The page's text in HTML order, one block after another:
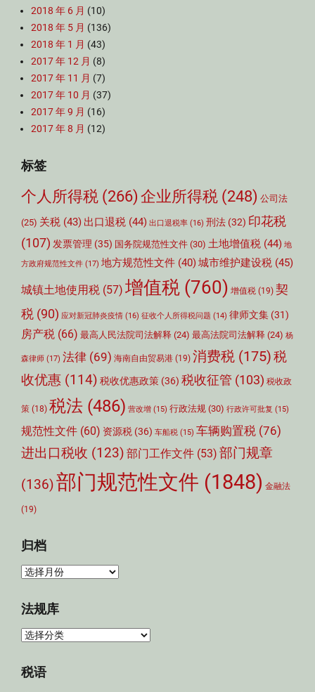
2018 年 6 月 (10)
2018 年 5 月 (136)
2018 年 1 月 (43)
2017 年 12 月 (8)
2017 年 11 月 (7)
2017 年 10 月 (37)
2017 年 9 月 (16)
2017 年 8 月 (12)
标签
个人所得税 (266) 企业所得税 (248) 公司法
(25) 关税 (43) 出口退税 (44) 出口退税率 (16) 刑法 (32) 印花税
(107) 发票管理 (35) 国务院规范性文件 (30) 土地增值税 (44) 地
方政府规范性文件 (17) 地方规范性文件 (40)城市维护建设税 (45)
城镇土地使用税 (57) 增值税 (760) 增值税 (19) 契
税 (90) 应对新冠肺炎疫情 (16) 征收个人所得税问题 (14) 律师文集 (31)
房产税 (66) 最高人民法院司法解释 (24) 最高法院司法解释 (24) 杨
森律师 (17) 法律 (69) 海南自由贸易港 (19) 消费税 (175)税
收优惠 (114) 税收优惠政策 (36) 税收征管 (103) 税收政
策 (18) 税法 (486) 营改增 (15) 行政法规 (30) 行政许可批复 (15)
规范性文件 (60) 资源税 (36) 车船税 (15) 车辆购置税 (76)
进出口税收 (123) 部门工作文件 (53) 部门规章
(136)部门规范性文件 (1848) 金融法
(19)
归档
归
法规库
法
库
税语